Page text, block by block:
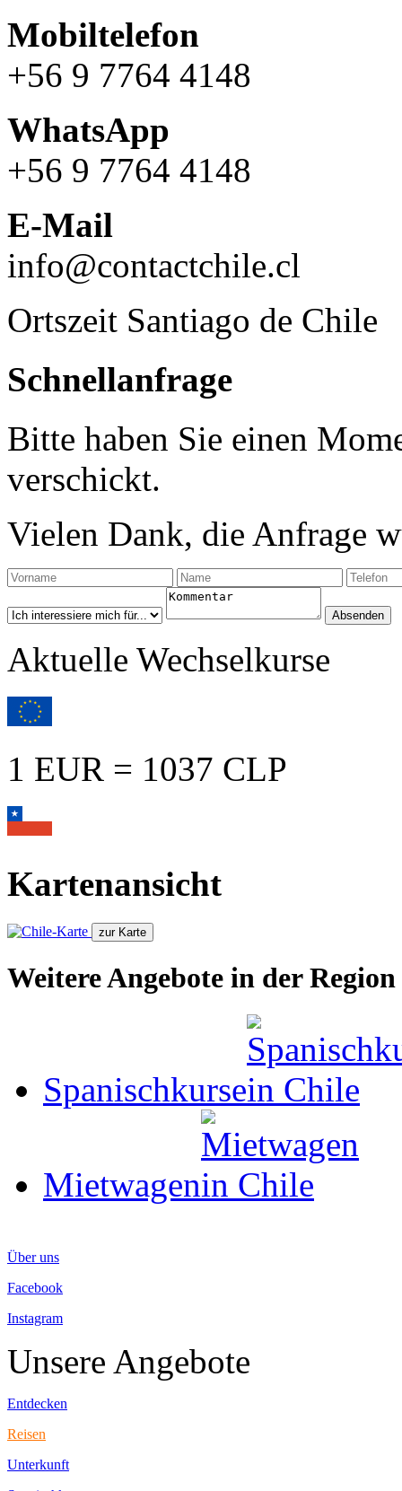
Mobiltelefon
+56 9 7764 4148
WhatsApp
+56 9 7764 4148
E-Mail
info@contactchile.cl
Ortszeit Santiago de Chile
Schnellanfrage
Bitte haben Sie einen
verschickt.
Vielen Dank, die Anfrage
Aktuelle Wechselkurse
1 EUR = 1037 CLP
Kartenansicht
Weitere Angebote in der Region
Spanischkurse
Mietwagen
Über uns
Facebook
Instagram
Unsere Angebote
Entdecken
Reisen
Unterkunft